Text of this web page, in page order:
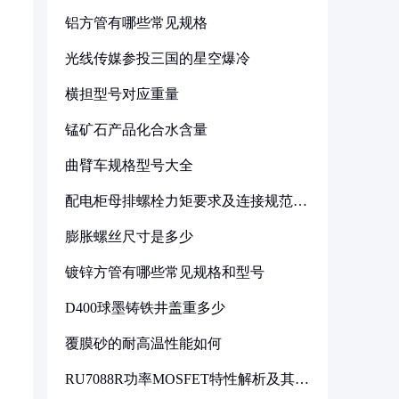
铝方管有哪些常见规格
光线传媒参投三国的星空爆冷
横担型号对应重量
锰矿石产品化合水含量
曲臂车规格型号大全
配电柜母排螺栓力矩要求及连接规范详
膨胀螺丝尺寸是多少
镀锌方管有哪些常见规格和型号
D400球墨铸铁井盖重多少
覆膜砂的耐高温性能如何
RU7088R功率MOSFET特性解析及其在